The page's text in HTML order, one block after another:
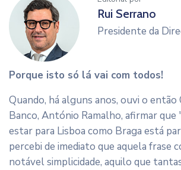
Rui Serrano
Porque isto só lá vai com todos!
Quando, há alguns anos, ouvi o então
Banco, António Ramalho, afirmar que
estar para Lisboa como Braga está
percebi de imediato que aquela frase
notável simplicidade, aquilo que